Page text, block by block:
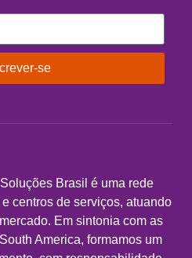
se
Brasil é uma rede
centros de serviços, atuando
Em sintonia com as
America, formamos um